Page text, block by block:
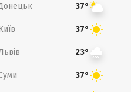
37°
37°
23°
37°